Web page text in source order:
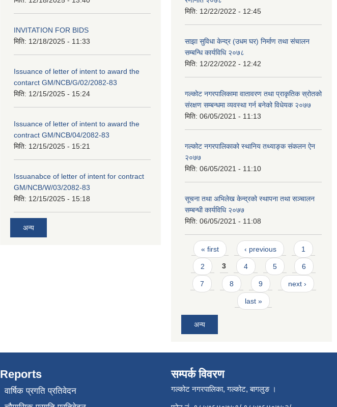
INVITATION FOR BIDS
मिति: 12/18/2025 - 11:33
Issuance of letter of intent to award the
contarct GM/NCB/G/02/2082-83
मिति: 12/15/2025 - 15:24
Issuance of letter of intent to award the
contract GM/NCB/04/2082-83
मिति: 12/15/2025 - 15:21
Issuanabce of letter of intent for contract
GM/NCB/W/03/2082-83
मिति: 12/15/2025 - 15:18
अन्य
मिति: 12/22/2022 - 12:45
साझा सुविधा केन्द्र (उधम घर) निर्माण तथा संचालन
सम्बन्धि कार्यविधि २०७८
मिति: 12/22/2022 - 12:42
गल्कोट नगरपालिकामा वातावरण तथा प्राकृतिक स्रोतको
संरक्षण सम्बन्धमा व्यवस्था गर्न बनेको विधेयक २०७७
मिति: 06/05/2021 - 11:13
गल्कोट नगरपालिकाको स्थानिय तथ्याङ्क संकलन ऐन
२०७७
मिति: 06/05/2021 - 11:10
सूचना तथा अभिलेख केन्द्रको स्थापना तथा सञ्चालन
सम्बन्धी कार्यविधि २०७७
मिति: 06/05/2021 - 11:08
Pages
« first ‹ previous 1
2 3 4 5 6
7 8 9 next ›
last »
अन्य
Reports
वार्षिक प्रगति प्रतिवेदन
सम्पर्क विवरण
गल्कोट नगरपालिका, गल्कोट, बागलुङ ।